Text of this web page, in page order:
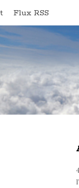
Flux RSS
t